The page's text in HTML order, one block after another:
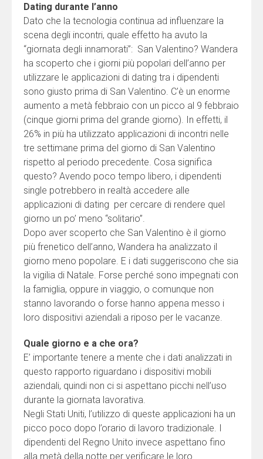
Dating durante l’anno
Dato che la tecnologia continua ad influenzare la
scena degli incontri, quale effetto ha avuto la
“giornata degli innamorati”: San Valentino? Wandera
ha scoperto che i giorni più popolari dell’anno per
utilizzare le applicazioni di dating tra i dipendenti
sono giusto prima di San Valentino. C’è un enorme
aumento a metà febbraio con un picco al 9 febbraio
(cinque giorni prima del grande giorno). In effetti, il
26% in più ha utilizzato applicazioni di incontri nelle
tre settimane prima del giorno di San Valentino
rispetto al periodo precedente. Cosa significa
questo? Avendo poco tempo libero, i dipendenti
single potrebbero in realtà accedere alle
applicazioni di dating per cercare di rendere quel
giorno un po’ meno “solitario”.
Dopo aver scoperto che San Valentino è il giorno
più frenetico dell’anno, Wandera ha analizzato il
giorno meno popolare. E i dati suggeriscono che sia
la vigilia di Natale. Forse perché sono impegnati con
la famiglia, oppure in viaggio, o comunque non
stanno lavorando o forse hanno appena messo i
loro dispositivi aziendali a riposo per le vacanze.
Quale giorno e a che ora?
E’ importante tenere a mente che i dati analizzati in
questo rapporto riguardano i dispositivi mobili
aziendali, quindi non ci si aspettano picchi nell’uso
durante la giornata lavorativa.
Negli Stati Uniti, l’utilizzo di queste applicazioni ha un
picco poco dopo l’orario di lavoro tradizionale. I
dipendenti del Regno Unito invece aspettano fino
alla metà della notte per verificare le loro